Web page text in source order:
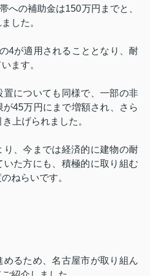
への補助金は150万円までと、
した。
4が適用されることとなり、耐
ます。
についても同様で、一部の非
が45万円にまで増額され、さら
き上げられました。
り、今までは経済的に建物の耐
た方にも、積極的に取り組む
ねらいです。
るため、名古屋市が取り組ん